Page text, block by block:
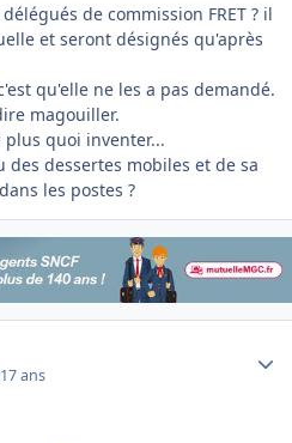
de commission FRET ? il
et seront désignés qu'après
qu'elle ne les a pas demandé.
magouiller.
plus quoi inventer...
dessertes mobiles et de sa
les postes ?
17 ans